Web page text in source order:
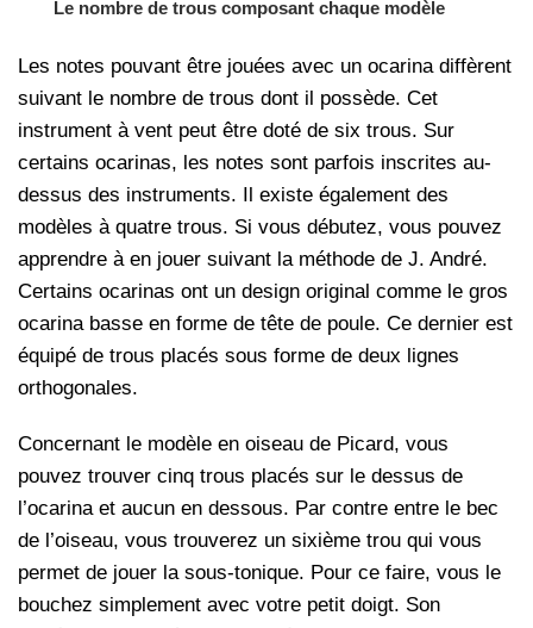
Le nombre de trous composant chaque modèle
Les notes pouvant être jouées avec un ocarina diffèrent
suivant le nombre de trous dont il possède. Cet
instrument à vent peut être doté de six trous. Sur
certains ocarinas, les notes sont parfois inscrites au-
dessus des instruments. Il existe également des
modèles à quatre trous. Si vous débutez, vous pouvez
apprendre à en jouer suivant la méthode de J. André.
Certains ocarinas ont un design original comme le gros
ocarina basse en forme de tête de poule. Ce dernier est
équipé de trous placés sous forme de deux lignes
orthogonales.
Concernant le modèle en oiseau de Picard, vous
pouvez trouver cinq trous placés sur le dessus de
l’ocarina et aucun en dessous. Par contre entre le bec
de l’oiseau, vous trouverez un sixième trou qui vous
permet de jouer la sous-tonique. Pour ce faire, vous le
bouchez simplement avec votre petit doigt. Son